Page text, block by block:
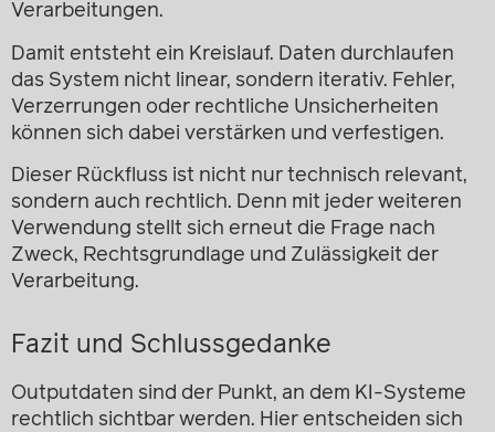
Verarbeitungen.
Damit entsteht ein Kreislauf. Daten durchlaufen
das System nicht linear, sondern iterativ. Fehler,
Verzerrungen oder rechtliche Unsicherheiten
können sich dabei verstärken und verfestigen.
Dieser Rückfluss ist nicht nur technisch relevant,
sondern auch rechtlich. Denn mit jeder weiteren
Verwendung stellt sich erneut die Frage nach
Zweck, Rechtsgrundlage und Zulässigkeit der
Verarbeitung.
Fazit und Schlussgedanke
Outputdaten sind der Punkt, an dem KI-Systeme
rechtlich sichtbar werden. Hier entscheiden sich